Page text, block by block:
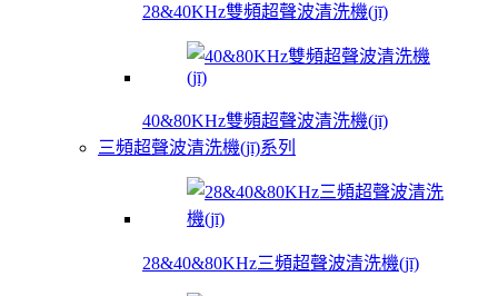
28&40KHz雙頻超聲波清洗機(jī)
40&80KHz雙頻超聲波清洗機(jī)
三頻超聲波清洗機(jī)系列
28&40&80KHz三頻超聲波清洗機(jī)